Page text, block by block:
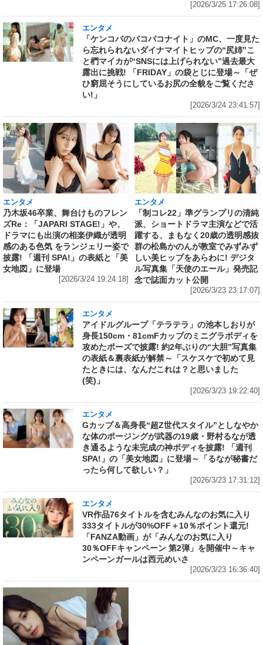
[2026/3/25 17:26:08]
エンタメ
「ケンコバのバコバコナイト」のMC、一度見た
ら忘れられないダイナマイトヒップの“尻姉”こ
と椚マイカが“SNSには上げられない”過去最大
露出に挑戦! 「FRIDAY」の袋とじに登場～「ぜ
ひ窮屈そうにしているお尻の全貌をご覧くださ
い!」
[2026/3/24 23:41:57]
エンタメ
乃木坂46卒業、舞台けものフレン
ズRe：「JAPARI STAGE!」や、
ドラマにも出演の相楽伊織が透明
感のある色気 をランジェリー姿で
披露! 「週刊 SPA!」の表紙と「美
女地図」に登場
[2026/3/24 19:24:18]
エンタメ
「制コレ22」準グランプリの清純
派、ショートドラマ主演などで活
躍する、まもなく20歳の透明感抜
群の松島かのんが教室でみずみず
しい美ヒップをあらわに! デジタ
ル写真集「天使のエール」発売記
念で誌面カット公開
[2026/3/23 23:17:07]
エンタメ
アイドルグループ「テラテラ」の池本しおりが
身長150cm・81cmFカップのミニグラボディを
攻めたポーズで披露! 約2年ぶりの“大胆”写真集
の表紙＆裏表紙が解禁～「スケスケで初めて見
たときには、なんだこれは？と思いました
(笑)」
[2026/3/23 19:22:40]
エンタメ
Gカップ＆高身長“超Z世代スタイル”としなやか
な体のポージングが武器の19歳・野村るなが透
き通るような未完成の神ボディを披露! 「週刊
SPA!」の「美女地図」に登場～「るなが秘書だ
ったら何して欲しい？」
[2026/3/23 17:31:12]
エンタメ
VR作品76タイトルを含むみんなのお気に入り
333タイトルが30%OFF＋10％ポイント還元!
「FANZA動画」が「みんなのお気に入り
30％OFFキャンペーン 第2弾」を開催中～キャ
ンペーンガールは西元めいさ
[2026/3/23 16:36:40]